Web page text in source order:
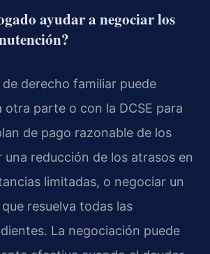
ayudar a negociar los
derecho familiar puede
otra parte o con la DCSE para
de pago razonable de los
una reducción de los atrasos en
limitadas, o negociar un
resuelva todas las
La negociación puede